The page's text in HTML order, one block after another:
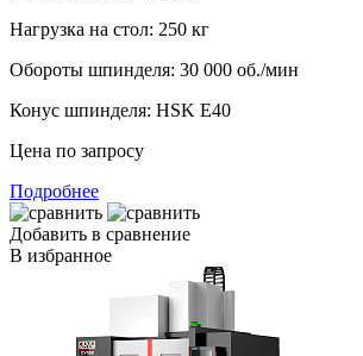
Нагрузка на стол: 250 кг
Обороты шпинделя: 30 000 об./мин
Конус шпинделя: HSK E40
Цена по запросу
Подробнее
Добавить в сравнение
В избранное